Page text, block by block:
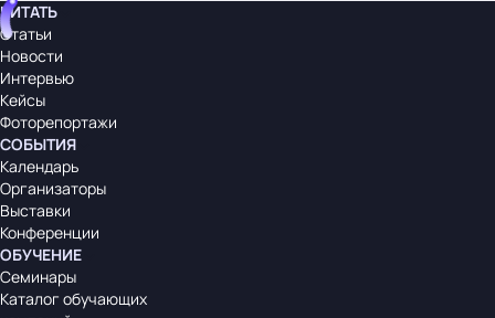
ЧИТАТЬ
Статьи
Новости
Интервью
Кейсы
Фоторепортажи
СОБЫТИЯ
Календарь
Организаторы
Выставки
Конференции
ОБУЧЕНИЕ
Семинары
Каталог обучающих